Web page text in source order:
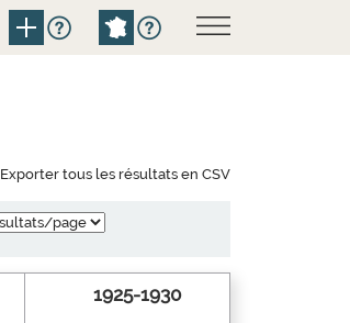
Exporter tous les résultats en CSV
1925-1930